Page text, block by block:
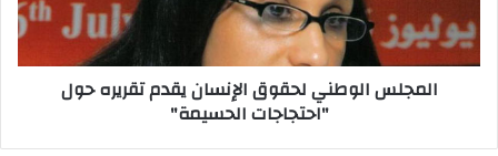
المجلس الوطني لحقوق الإنسان يقدم تقريره حول
"احتجاجات الحسيمة"